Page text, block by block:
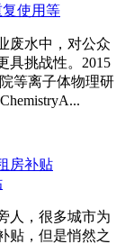
使用等
废水中，对公众
具挑战性。2015
等离子体物理研
人，很多城市为
贴，但是悄然之